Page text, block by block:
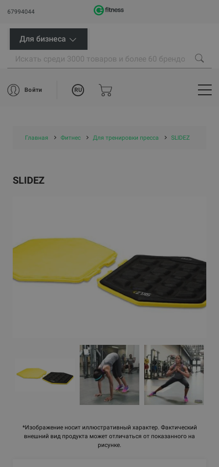
67994044
Для бизнеса
Войти RU
Главная Фитнес Для тренировки пресса SLIDEZ
*Изображение носит иллюстративный характер. Фактический
внешний вид продукта может отличаться от показанного на
рисунке.
SLIDEZ